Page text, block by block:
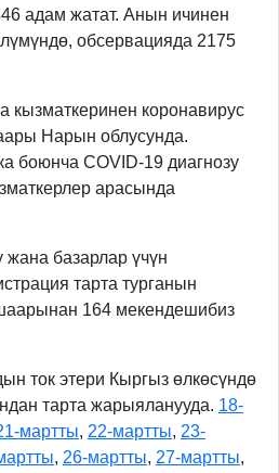
адам жатат. Анын ичинен
обсервацияда 2175
кызматкеринен коронавирус
Нарын облусунда.
боюнча COVID-19 диагнозу
арасында
базарлар үчүн
тарта турганын
164 мекендешибиз
ток этери Кыргыз өлкөсүндө
тарта жарыяланууда. 18-
мартты, 22-мартты, 23-
, 26-мартты, 27-мартты,